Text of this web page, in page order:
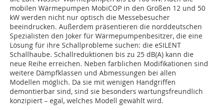
mobilen Wärmepumpen MobiCOP in den Größen 12 und 50
kW werden nicht nur optisch die Messebesucher
beeindrucken. Außerdem präsentieren die norddeutschen
Spezialisten den Joker für Wärmepumpenbesitzer, die eine
Lösung für ihre Schallprobleme suchen: die eSILENT
Schallhaube. Schallreduktionen bis zu 25 dB(A) kann die
neue Reihe erreichen. Neben farblichen Modifikationen sind
weitere Dämpfklassen und Abmessungen bei allen
Modellen möglich. Da sie mit wenigen Handgriffen
demontierbar sind, sind sie besonders wartungsfreundlich
konzipiert – egal, welches Modell gewählt wird.